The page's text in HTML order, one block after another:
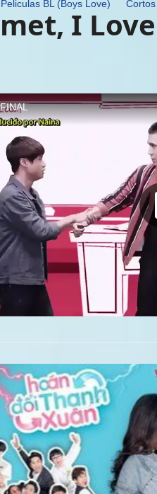
Peliculas BL (Boys Love) Cortos
I